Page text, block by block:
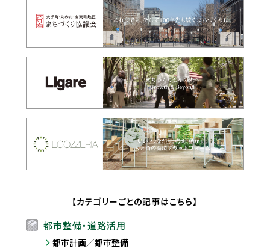
【カテゴリーごとの記事はこちら】
都市整備・道路活用
都市計画／都市整備